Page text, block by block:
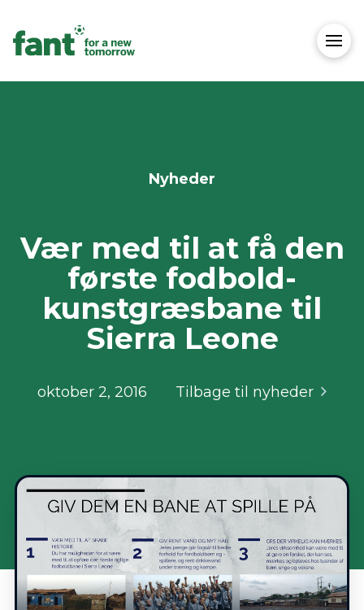
Nyheder
Vær med til at få den
første fodbold-
kunstgræsbane til
Sierra Leone
oktober 2, 2016 Tilbage til nyheder